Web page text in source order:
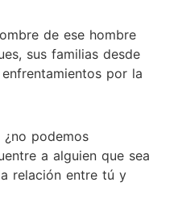
de ese hombre
sus familias desde
por la
podemos
a alguien que sea
relación entre tú y